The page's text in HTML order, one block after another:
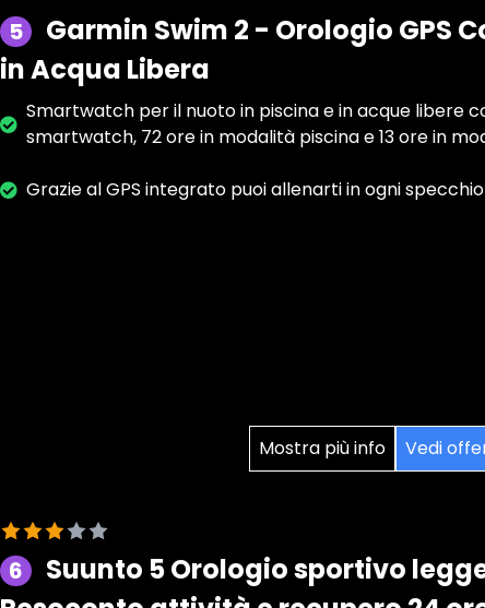
5
Garmin Swim 2 - Orologio GPS
in Acqua Libera
Smartwatch per il nuoto in piscina e in acque libere
smartwatch, 72 ore in modalità piscina e 13 ore in
Grazie al GPS integrato puoi allenarti in ogni
Mostra più info Vedi
6
Suunto 5 Orologio sportivo